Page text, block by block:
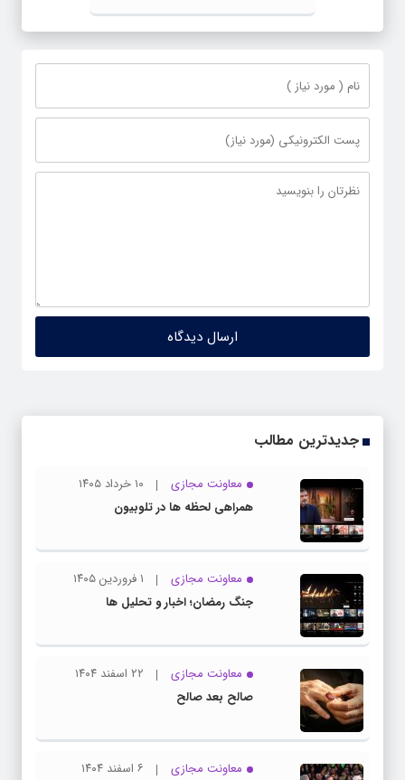
جدیدترین مطالب
معاونت مجازی
۱۰ خرداد ۱۴۰۵
همراهی لحظه ها در تلوبیون
معاونت مجازی
۱ فروردین ۱۴۰۵
جنگ رمضان؛ اخبار و تحلیل ها
معاونت مجازی
۲۲ اسفند ۱۴۰۴
صالح بعد صالح
معاونت مجازی
۶ اسفند ۱۴۰۴